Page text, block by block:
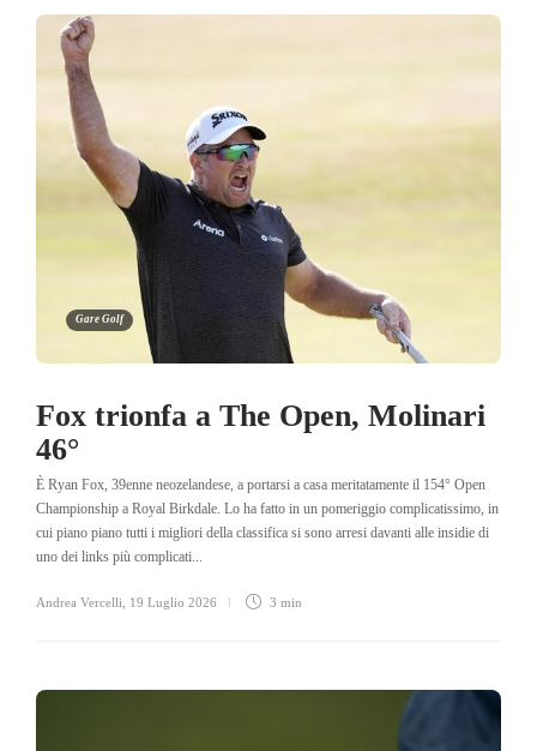
Gare Golf
Fox trionfa a The Open, Molinari
46°
È Ryan Fox, 39enne neozelandese, a portarsi a casa meritatamente il 154° Open
Championship a Royal Birkdale. Lo ha fatto in un pomeriggio complicatissimo, in
cui piano piano tutti i migliori della classifica si sono arresi davanti alle insidie di
uno dei links più complicati...
Andrea Vercelli 19 Luglio 2026 3 min